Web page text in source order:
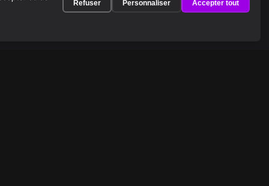
Refuser Personnaliser Accepter tout